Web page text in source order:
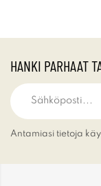
HANKI PARHAAT
Antamiasi tietoja